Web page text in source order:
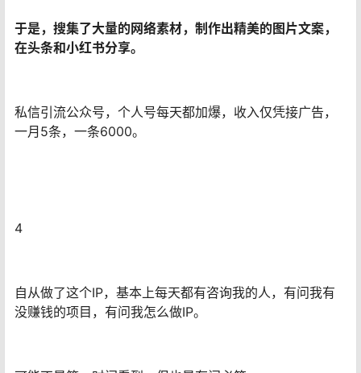
于是，搜集了大量的网络素材，制作出精美的图片文案，
在头条和小红书分享。
私信引流公众号，个人号每天都加爆，收入仅凭接广告，
一月5条，一条6000。
4
自从做了这个IP，基本上每天都有咨询我的人，有问我有
没赚钱的项目，有问我怎么做IP。